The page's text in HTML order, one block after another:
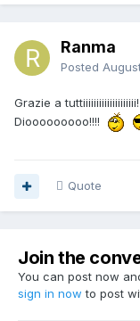
Ranma
Posted
Grazie a
Diooooooooo!!!!
Quote
Join the
You can post now
sign in now to post